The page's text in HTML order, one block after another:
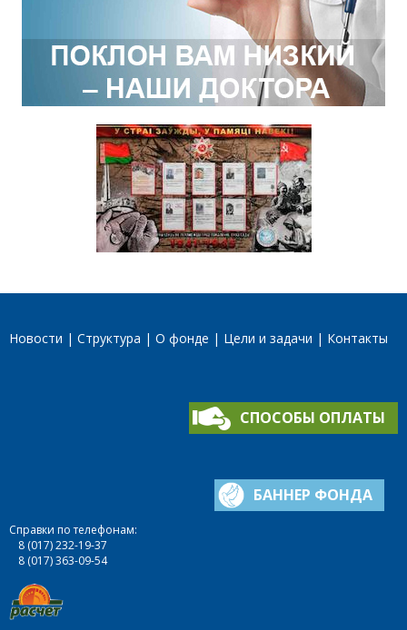
Новости Структура О фонде Цели и задачи Контакты
СПОСОБЫ ОПЛАТЫ
БАННЕР ФОНДА
Справки по телефонам:
8 (017) 232-19-37
8 (017) 363-09-54